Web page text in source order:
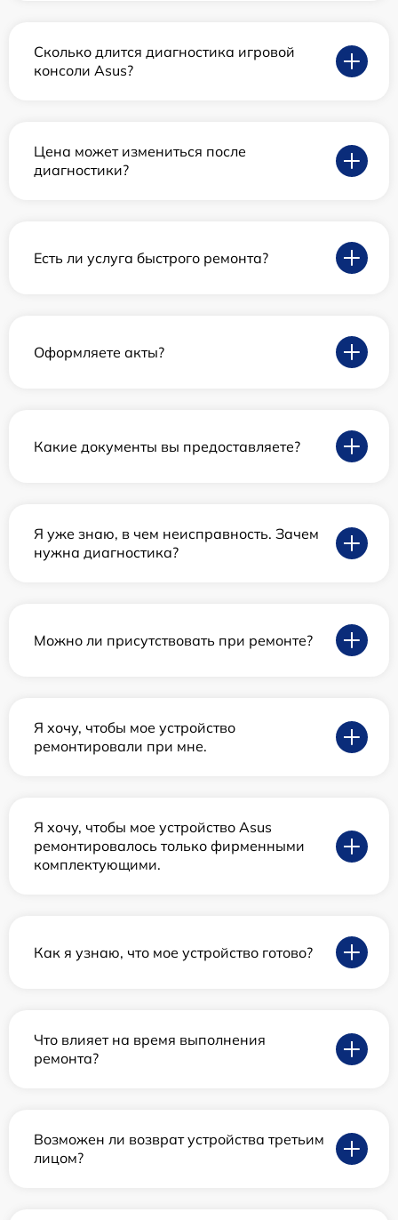
Сколько длится диагностика игровой
консоли Asus?
Цена может измениться после
диагностики?
Есть ли услуга быстрого ремонта?
Оформляете акты?
Какие документы вы предоставляете?
Я уже знаю, в чем неисправность. Зачем
нужна диагностика?
Можно ли присутствовать при ремонте?
Я хочу, чтобы мое устройство
ремонтировали при мне.
Я хочу, чтобы мое устройство Asus
ремонтировалось только фирменными
комплектующими.
Как я узнаю, что мое устройство готово?
Что влияет на время выполнения
ремонта?
Возможен ли возврат устройства третьим
лицом?